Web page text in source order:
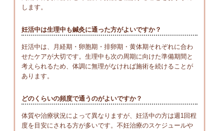
します。
妊活中は生理中も鍼灸に通った方がよいですか？
妊活中は、月経期・卵胞期・排卵期・黄体期それぞれに合わ
せたケアが大切です。生理中も次の周期に向けた準備期間と
考えられるため、体調に無理がなければ施術を続けることが
あります。
どのくらいの頻度で通うのがよいですか？
体質や治療状況によって異なりますが、妊活中の方は週1回程
度を目安にされる方が多いです。不妊治療のスケジュールや